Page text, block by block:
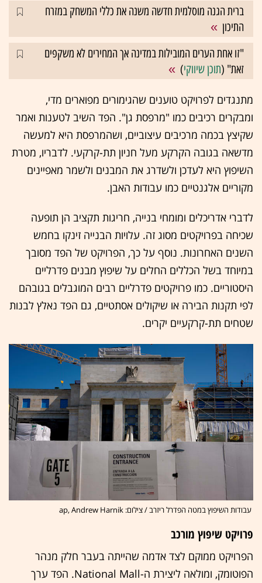
ברית הגנה מוסלמית חדשה משנה את כללי המשחק במזרח
התיכון
"זו אחת הערים המובילות במדינה אך המחירים לא משקפים
זאת" (תוכן שיווקי)
מתנגדים לפרויקט טוענים שהגימורים מפוארים מדי,
ומבקרים רכיבים כמו "מרפסת גן". הפד השיב לטענות ואמר
שקיצץ בכמה מרכיבים עיצוביים, ושהמרפסת היא למעשה
מדשאה בגובה הקרקע מעל חניון תת-קרקעי. לדבריו, מטרת
השיפוץ היא לעדכן ולשדרג את המבנים ולשמר מאפיינים
מקוריים אלגנטיים כמו עבודות האבן.
לדברי אדריכלים ומומחי בנייה, חריגות תקציב הן תופעה
שכיחה בפרויקטים מסוג זה. עלויות הבנייה זינקו בחמש
השנים האחרונות. נוסף על כך, הפרויקט של הפד מסובך
במיוחד בשל הכללים החלים על שיפוץ מבנים פדרליים
היסטוריים. כמו פרויקטים פדרליים רבים המוגבלים בגובהם
לפי תקנות הבירה או שיקולים אסתטיים, גם הפד נאלץ לבנות
שטחים תת-קרקעיים יקרים.
עבודות השיפוץ במטה הפדרל ריזרב / צילום: ap, Andrew Harnik
פרויקט שיפוץ מורכב
הפרויקט ממוקם לצד אדמה שהייתה בעבר חלק מנהר
הפוטומק, ומולאה ליצירת ה-National Mall. הפד ערך